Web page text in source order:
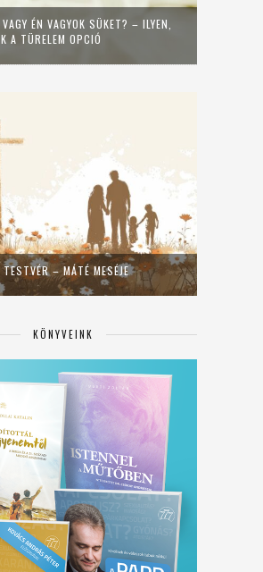
ÉN VAGYOK SÜKET? – ILYEN,
A TÜRELEM OPCIÓ
TESTVÉR – MÁTÉ MESÉJE
KÖNYVEINK